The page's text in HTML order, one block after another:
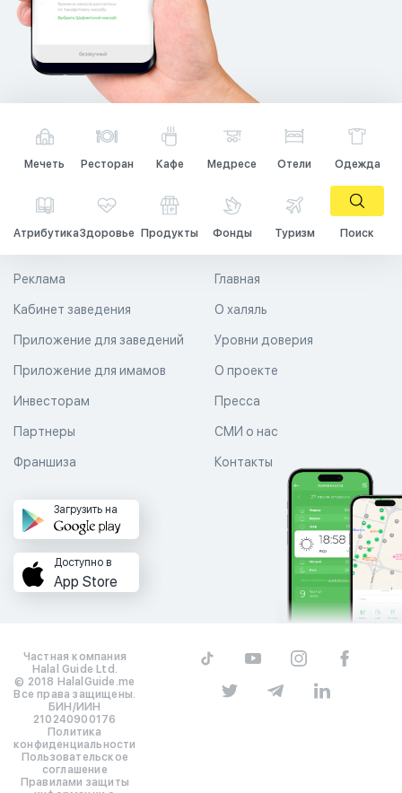
Мечеть Ресторан Кафе Медресе Отели Одежда
АтрибутикаЗдоровье Продукты Фонды Туризм Поиск
Главная
О халяль
Уровни доверия
Реклама
Кабинет заведения
Приложение для заведений
Приложение для имамов О проекте
Пресса
СМИ о нас
Контакты
Инвесторам
Партнеры
Франшиза
Загрузить на
Доступно в
App Store
Частная компания
Halal Guide Ltd.
© 2018 HalalGuide.me
Все права защищены.
БИН/ИИН
210240900176
Политика
конфиденциальности
Пользовательское
соглашение
Правилами защиты